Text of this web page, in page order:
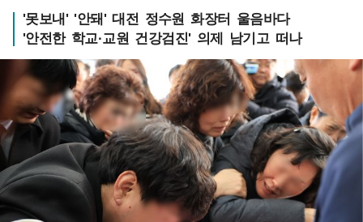
'못보내' '안돼' 대전 정수원 화장터 울음바다
'안전한 학교·교원 건강검진' 의제 남기고 떠나